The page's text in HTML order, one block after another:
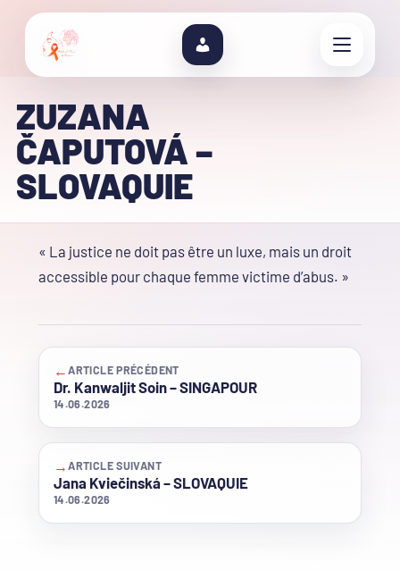
ZUZANA
ČAPUTOVÁ –
SLOVAQUIE
« La justice ne doit pas être un luxe, mais un droit
accessible pour chaque femme victime d’abus. »
←ARTICLE PRÉCÉDENT
Dr. Kanwaljit Soin – SINGAPOUR
14.06.2026
→ARTICLE SUIVANT
Jana Kviečinská – SLOVAQUIE
14.06.2026